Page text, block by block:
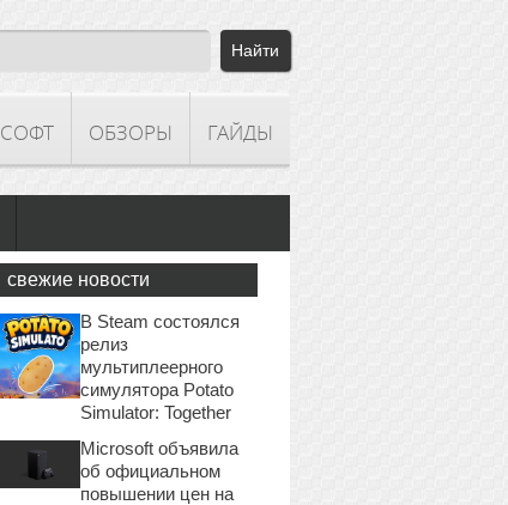
СОФТ ОБЗОРЫ ГАЙДЫ
свежие новости
В Steam состоялся
релиз
мультиплеерного
симулятора Potato
Simulator: Together
Microsoft объявила
об официальном
повышении цен на